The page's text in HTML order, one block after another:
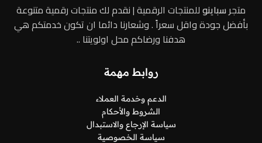
متجرسباينوللمنتجات الرقمية | نقدم لك منتجات رقمية متنوعة
بأفضل جودة واقل سعراً . وشعارنا دائما ان تكون خدمتكم هي
هدفنا ورضاكم محل اولويتنا ..
روابط مهمة
الدعم وخدمة العملاء
الشروط والأحكام
سياسة الإرجاع والاستبدال
سياسة الخصوصية